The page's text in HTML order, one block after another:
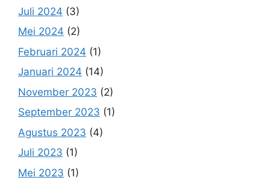
Juli 2024 (3)
Mei 2024 (2)
Februari 2024 (1)
Januari 2024 (14)
November 2023 (2)
September 2023 (1)
Agustus 2023 (4)
Juli 2023 (1)
Mei 2023 (1)